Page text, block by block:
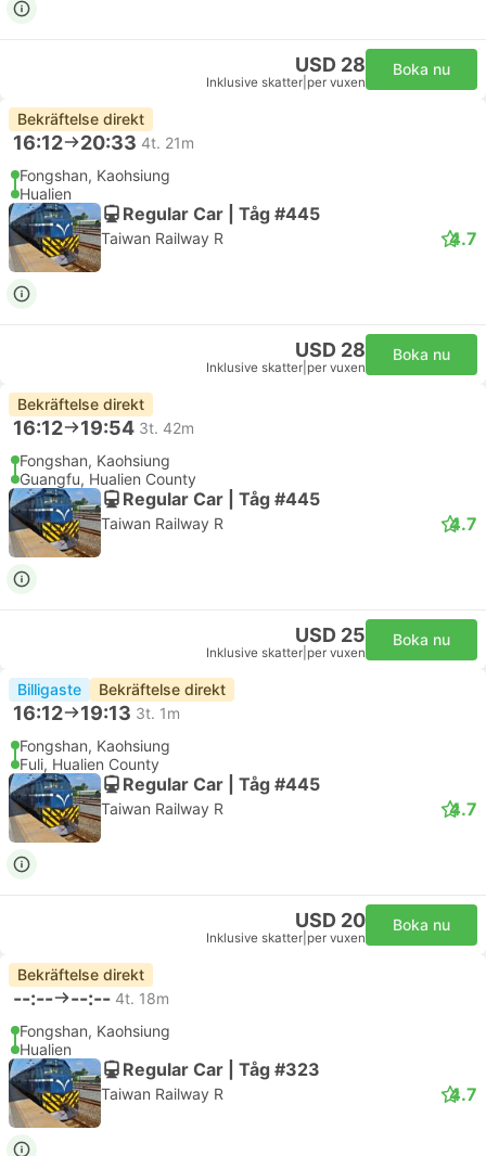
USD 28
Inklusive skatter per vuxen
Boka nu
Bekräftelse direkt
16:12 20:33 4t. 21m
Fongshan, Kaohsiung
Hualien
Regular Car | Tåg #445
Taiwan Railway R 4.7
USD 28
Inklusive skatter per vuxen
Boka nu
Bekräftelse direkt
16:12 19:54 3t. 42m
Fongshan, Kaohsiung
Guangfu, Hualien County
Regular Car | Tåg #445
Taiwan Railway R 4.7
USD 25
Inklusive skatter per vuxen
Boka nu
Billigaste Bekräftelse direkt
16:12 19:13 3t. 1m
Fongshan, Kaohsiung
Fuli, Hualien County
Regular Car | Tåg #445
Taiwan Railway R 4.7
USD 20
Inklusive skatter per vuxen
Boka nu
Bekräftelse direkt
--:-- --:-- 4t. 18m
Fongshan, Kaohsiung
Hualien
Regular Car | Tåg #323
Taiwan Railway R 4.7